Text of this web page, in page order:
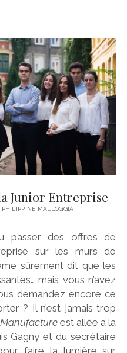
Junior Entreprise
PHILIPPINE MALLOGGIA
passer des offres de
sur les murs de
sûrement dit que les
mais vous n’avez
demandez encore ce
? Il n’est jamais trop
Manufactureest allée à la
Gagny et du secrétaire
faire la lumière sur